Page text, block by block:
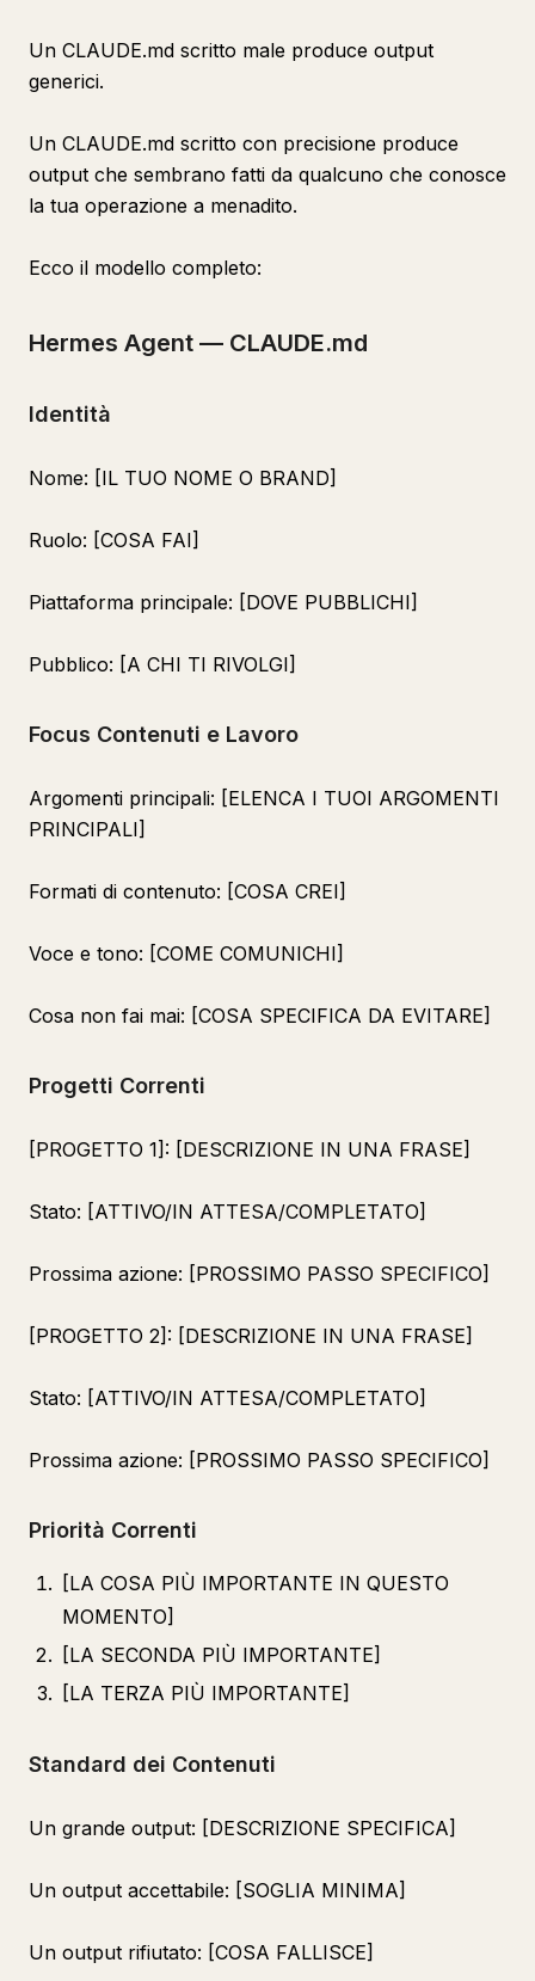
Un CLAUDE.md scritto male produce output
generici.
Un CLAUDE.md scritto con precisione produce
output che sembrano fatti da qualcuno che conosce
la tua operazione a menadito.
Ecco il modello completo:
Hermes Agent — CLAUDE.md
Identità
Nome: [IL TUO NOME O BRAND]
Ruolo: [COSA FAI]
Piattaforma principale: [DOVE PUBBLICHI]
Pubblico: [A CHI TI RIVOLGI]
Focus Contenuti e Lavoro
Argomenti principali: [ELENCA I TUOI ARGOMENTI
PRINCIPALI]
Formati di contenuto: [COSA CREI]
Voce e tono: [COME COMUNICHI]
Cosa non fai mai: [COSA SPECIFICA DA EVITARE]
Progetti Correnti
[PROGETTO 1]: [DESCRIZIONE IN UNA FRASE]
Stato: [ATTIVO/IN ATTESA/COMPLETATO]
Prossima azione: [PROSSIMO PASSO SPECIFICO]
[PROGETTO 2]: [DESCRIZIONE IN UNA FRASE]
Stato: [ATTIVO/IN ATTESA/COMPLETATO]
Prossima azione: [PROSSIMO PASSO SPECIFICO]
Priorità Correnti
[LA COSA PIÙ IMPORTANTE IN QUESTO
MOMENTO]
[LA SECONDA PIÙ IMPORTANTE]
[LA TERZA PIÙ IMPORTANTE]
Standard dei Contenuti
Un grande output: [DESCRIZIONE SPECIFICA]
Un output accettabile: [SOGLIA MINIMA]
Un output rifiutato: [COSA FALLISCE]